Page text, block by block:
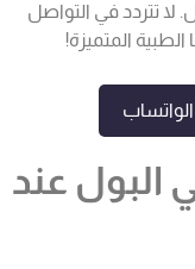
لا تتردد في التواصل
المتميزة!
البول عند